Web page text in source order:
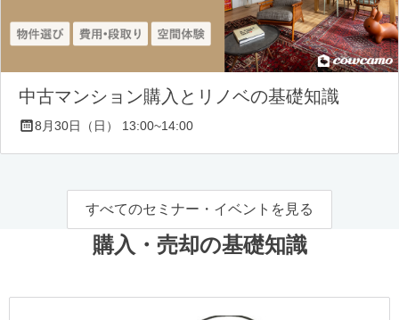
中古マンション購入とリノベの基礎知識
8月30日（日） 13:00~14:00
すべてのセミナー・イベントを見る
購入・売却の基礎知識